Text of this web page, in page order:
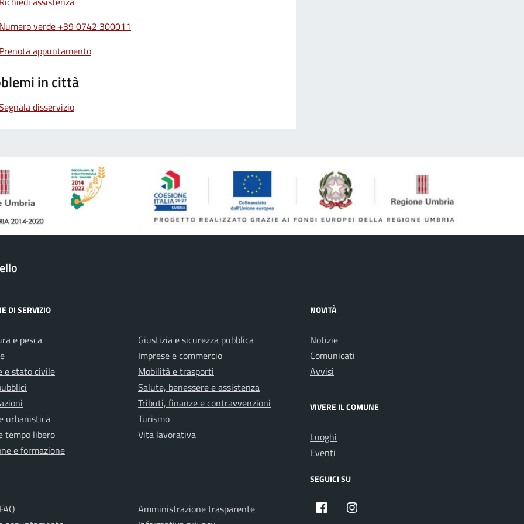
verde +39 0742 300011
appuntamento
in città
disservizio
DI SERVIZIO
e pesca
e stato civile
urbanistica
tempo libero
e formazione
Giustizia e sicurezza pubblica
Imprese e commercio
Mobilità e trasporti
Salute, benessere e assistenza
Tributi, finanze e contravvenzioni
Turismo
Vita lavorativa
NOVITÀ
Notizie
Comunicati
Avvisi
VIVERE IL COMUNE
Luoghi
Eventi
Amministrazione trasparente
SEGUICI SU
Facebook